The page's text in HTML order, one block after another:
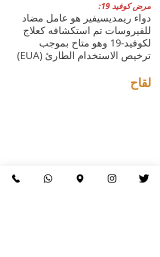
مرض كوفيد 19:
دواء ريمديسيفير هو عامل مضاد
للفيروسات تم استكشافه كعلاج
لكوفيد-19 وهو متاح بموجب
ترخيص الاستخدام الطارئ (EUA)
لقاح
اوجه التشابه: